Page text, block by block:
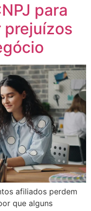
para
prejuízos
afiliados perdem
que alguns